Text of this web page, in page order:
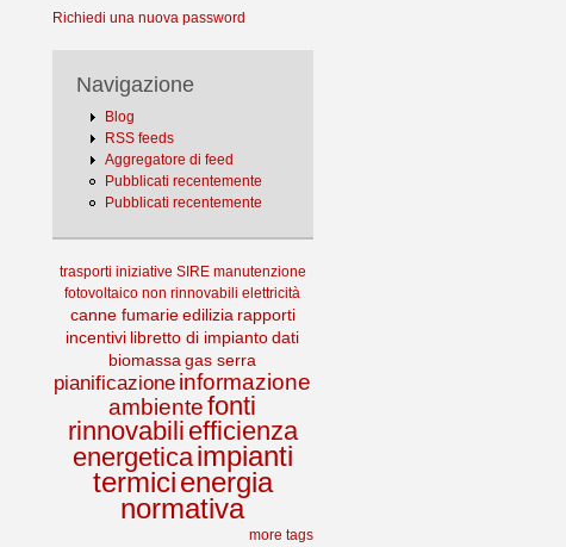
Richiedi una nuova password
Navigazione
Blog
RSS feeds
Aggregatore di feed
Pubblicati recentemente
Pubblicati recentemente
trasporti iniziative SIRE manutenzione
fotovoltaico non rinnovabili elettricità
canne fumarie edilizia rapporti
incentivi libretto di impianto dati
biomassa gas serra
pianificazione informazione
ambiente fonti
rinnovabili efficienza
energeticaimpianti
termicienergia
normativa
more tags